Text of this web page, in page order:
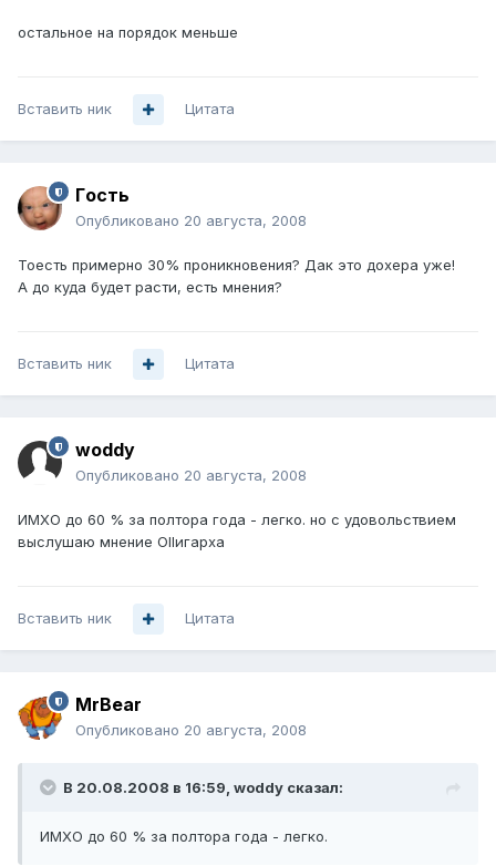
остальное на порядок меньше
Вставить ник Цитата
Гoсть
Опубликовано 20 августа, 2008
Тоесть примерно 30% проникновения? Дак это дохера уже!
А до куда будет расти, есть мнения?
Вставить ник Цитата
woddy
Опубликовано 20 августа, 2008
ИМХО до 60 % за полтора года - легко. но с удовольствием
выслушаю мнение Ollигарха
Вставить ник Цитата
MrBear
Опубликовано 20 августа, 2008
В 20.08.2008 в 16:59, woddy сказал:
ИМХО до 60 % за полтора года - легко.